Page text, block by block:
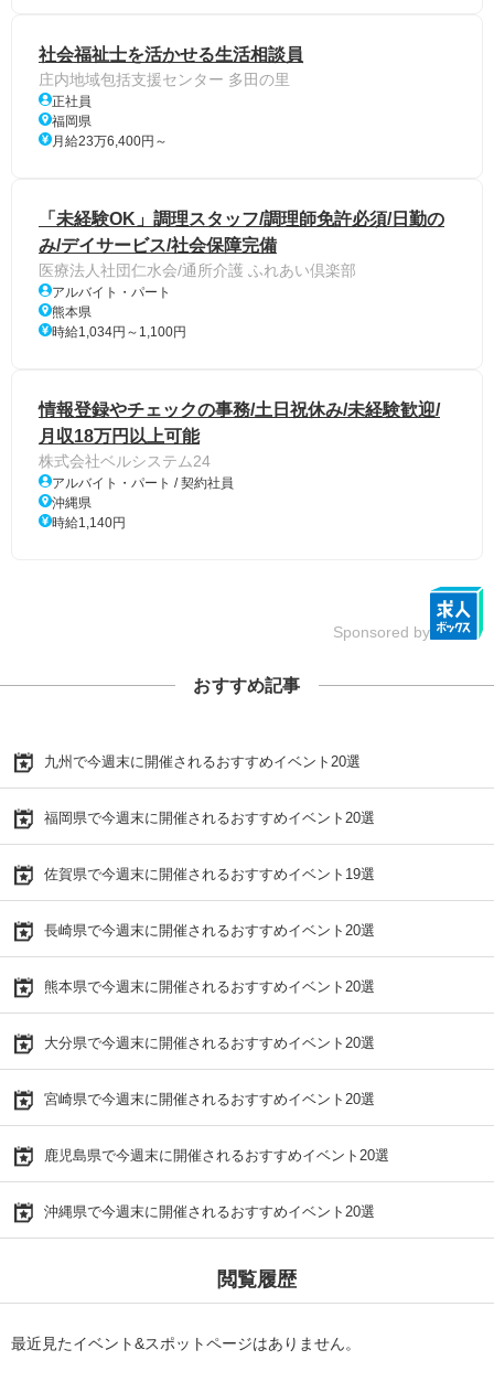
社会福祉士を活かせる生活相談員
庄内地域包括支援センター 多田の里
正社員
福岡県
月給23万6,400円～
「未経験OK」調理スタッフ/調理師免許必須/日勤の
み/デイサービス/社会保障完備
医療法人社団仁水会/通所介護 ふれあい倶楽部
アルバイト・パート
熊本県
時給1,034円～1,100円
情報登録やチェックの事務/土日祝休み/未経験歓迎/
月収18万円以上可能
株式会社ベルシステム24
アルバイト・パート / 契約社員
沖縄県
時給1,140円
Sponsored by
おすすめ記事
九州で今週末に開催されるおすすめイベント20選
福岡県で今週末に開催されるおすすめイベント20選
佐賀県で今週末に開催されるおすすめイベント19選
長崎県で今週末に開催されるおすすめイベント20選
熊本県で今週末に開催されるおすすめイベント20選
大分県で今週末に開催されるおすすめイベント20選
宮崎県で今週末に開催されるおすすめイベント20選
鹿児島県で今週末に開催されるおすすめイベント20選
沖縄県で今週末に開催されるおすすめイベント20選
閲覧履歴
最近見たイベント&スポットページはありません。